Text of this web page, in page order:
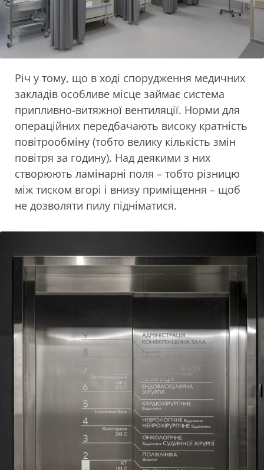
Річ у тому, що в ході спорудження медичних
закладів особливе місце займає система
припливно-витяжної вентиляції. Норми для
операційних передбачають високу кратність
повітрообміну (тобто велику кількість змін
повітря за годину). Над деякими з них
створюють ламінарні поля – тобто різницю
між тиском вгорі і внизу приміщення – щоб
не дозволяти пилу підніматися.